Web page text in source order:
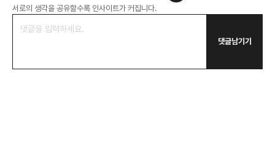
서로의 생각을 공유할수록 인사이트가 커집니다.
댓글남기기